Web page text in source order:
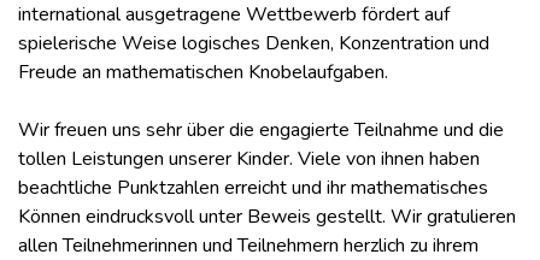
international ausgetragene Wettbewerb fördert auf
spielerische Weise logisches Denken, Konzentration und
Freude an mathematischen Knobelaufgaben.
Wir freuen uns sehr über die engagierte Teilnahme und die
tollen Leistungen unserer Kinder. Viele von ihnen haben
beachtliche Punktzahlen erreicht und ihr mathematisches
Können eindrucksvoll unter Beweis gestellt. Wir gratulieren
allen Teilnehmerinnen und Teilnehmern herzlich zu ihrem